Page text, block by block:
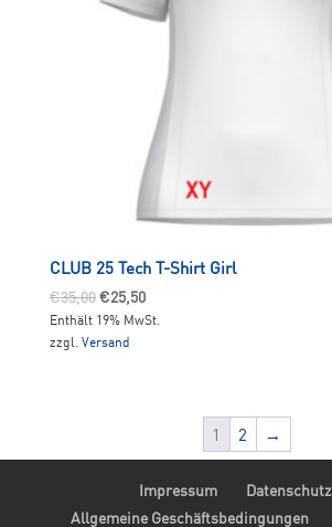
CLUB 25 Tech T-Shirt Girl
€35,00Ursprünglicher
Preis
war:
€25,50Aktueller
Preis
Enthält 19% MwSt.
zzgl. Versand
1 2 →
Impressum
Datenschutz
Allgemeine Geschäftsbedingungen